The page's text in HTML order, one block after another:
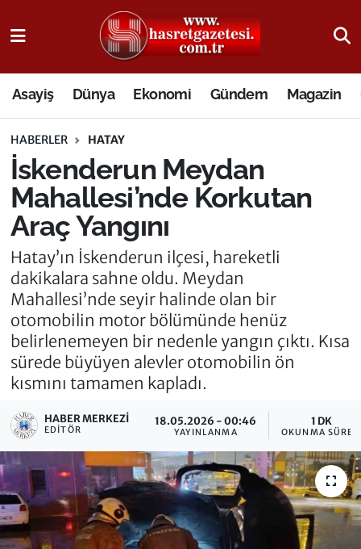
Asayiş Dünya Ekonomi Gündem Magazin
HABERLER HATAY
İskenderun Meydan
Mahallesi’nde Korkutan
Araç Yangını
Hatay’ın İskenderun ilçesi, hareketli
dakikalara sahne oldu. Meydan
Mahallesi’nde seyir halinde olan bir
otomobilin motor bölümünde henüz
belirlenemeyen bir nedenle yangın çıktı. Kısa
sürede büyüyen alevler otomobilin ön
kısmını tamamen kapladı.
HABER MERKEZI
EDITÖR
18.05.2026 - 00:46
YAYINLANMA
1 DK
OKUNMA
Osmaniye Nöbetçi Eczaneler
Osmaniye Hava Durumu
Osmaniye Trafik Yoğunluk Haritası
Süper Lig Puan Durumu ve Fikstür
Tüm Manşetler
Son Dakika Haberleri
Haber Arşivi